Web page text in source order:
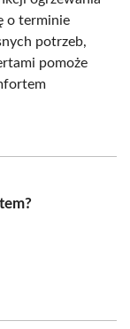
o terminie
potrzeb,
pomoże